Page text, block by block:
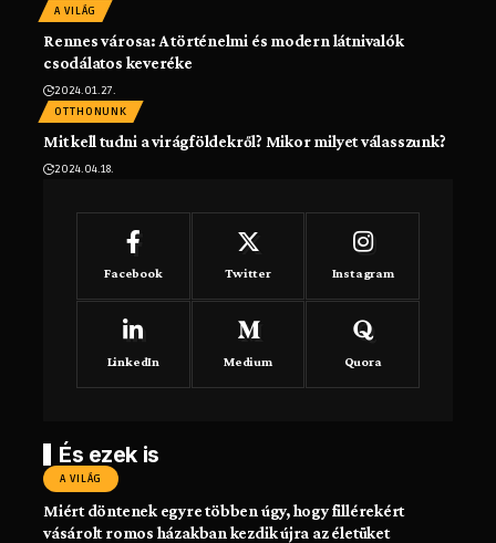
A VILÁG
Rennes városa: A történelmi és modern látnivalók
csodálatos keveréke
2024.01.27.
OTTHONUNK
Mit kell tudni a virágföldekről? Mikor milyet válasszunk?
2024.04.18.
Facebook Twitter Instagram
LinkedIn Medium Quora
És ezek is
A VILÁG
Miért döntenek egyre többen úgy, hogy fillérekért
vásárolt romos házakban kezdik újra az életüket